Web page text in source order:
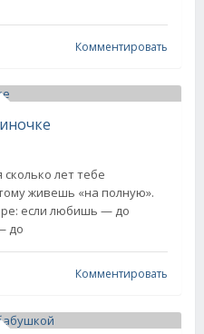
Комментировать
лет тебе
живешь «на полную».
если любишь — до
до
Комментировать